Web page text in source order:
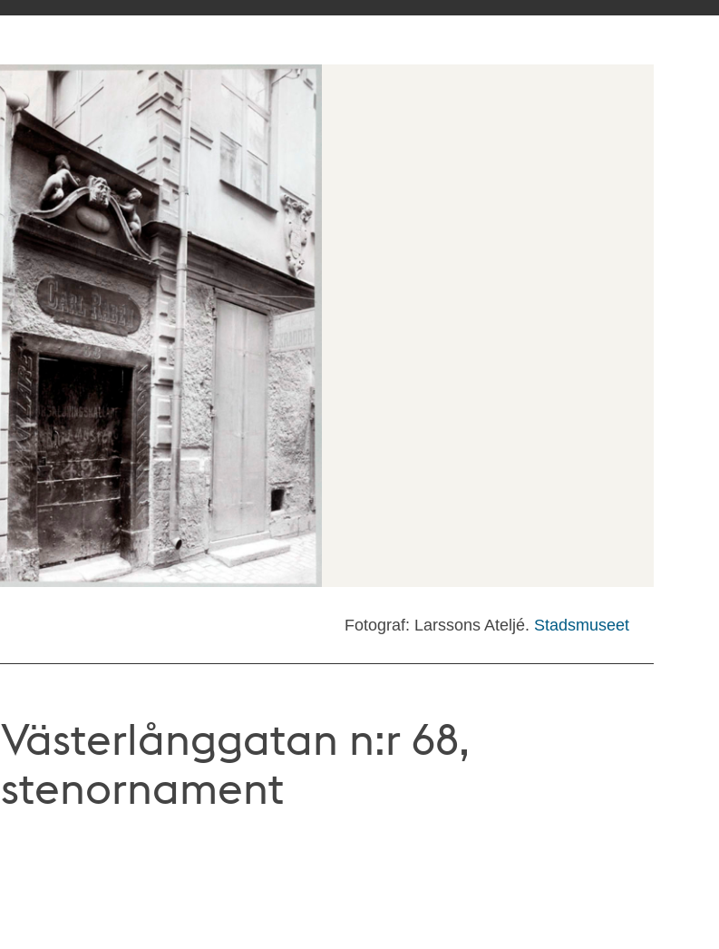
Fotograf: Larssons Ateljé. Stadsmuseet
Västerlånggatan n:r 68,
stenornament